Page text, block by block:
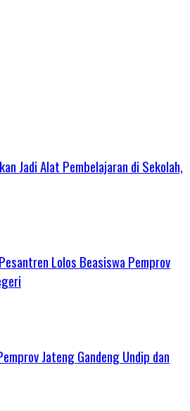
Jadi Alat Pembelajaran di Sekolah,
Lolos Beasiswa Pemprov
Jateng Gandeng Undip dan